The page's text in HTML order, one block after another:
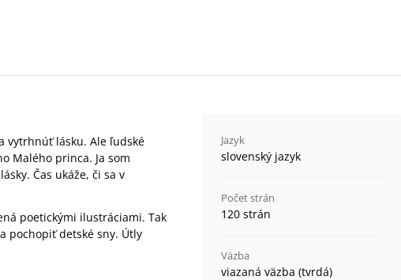
vytrhnúť lásku. Ale ľudské
Malého princa. Ja som
Čas ukáže, či sa v
poetickými ilustráciami. Tak
pochopiť detské sny. Útly
Jazyk
slovenský jazyk
Počet strán
120 strán
Väzba
viazaná väzba (tvrdá)